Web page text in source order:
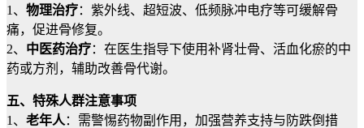
1、 物理治疗：紫外线、超短波、低频脉冲电疗等可缓解骨
痛，促进骨修复。
2、 中医药治疗：在医生指导下使用补肾壮骨、活血化瘀的中
药或方剂，辅助改善骨代谢。
五、特殊人群注意事项
1、 老年人 ：需警惕药物副作用，加强营养支持与防跌倒措